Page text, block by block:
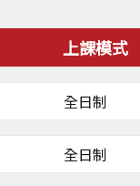
上課模式
全日制
全日制